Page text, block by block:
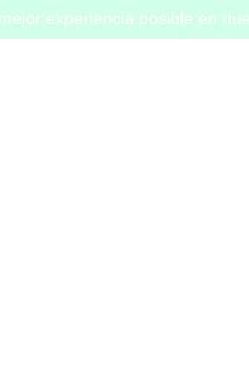
experiencia posible en